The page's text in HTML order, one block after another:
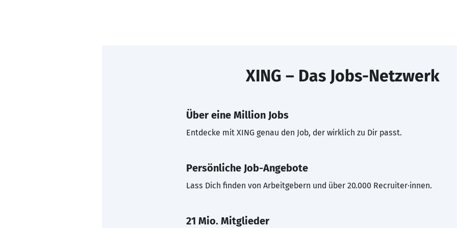
XING – Das Jobs-Netzwerk
Über eine Million Jobs
Entdecke mit XING genau den Job, der wirklich zu Dir passt.
Persönliche Job-Angebote
Lass Dich finden von Arbeitgebern und über 20.000 Recruiter·innen.
21 Mio. Mitglieder